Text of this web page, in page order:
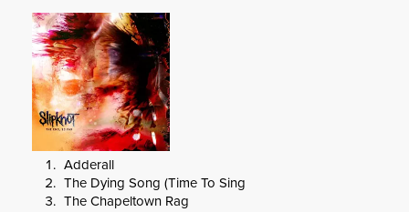
Adderall
The Dying Song (Time To Sing
The Chapeltown Rag